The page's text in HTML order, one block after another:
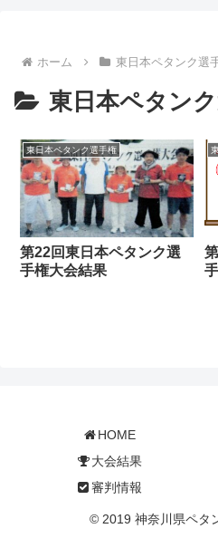
ホーム 東日本ペタンク選
東日本ペタン
東日本ペタンク選手権
第22回東日本ペタンク選
手権大会結果
HOME
大会結果
審判情報
© 2019 神奈川県ペタ